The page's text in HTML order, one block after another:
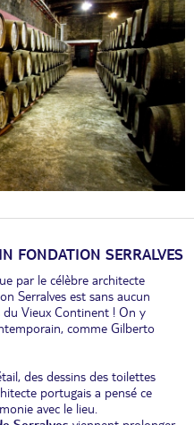
FONDATION SERRALVES
par le célèbre architecte
Serralves est sans aucun
du Vieux Continent ! On y
comme Gilberto
des dessins des toilettes
portugais a pensé ce
avec le lieu.